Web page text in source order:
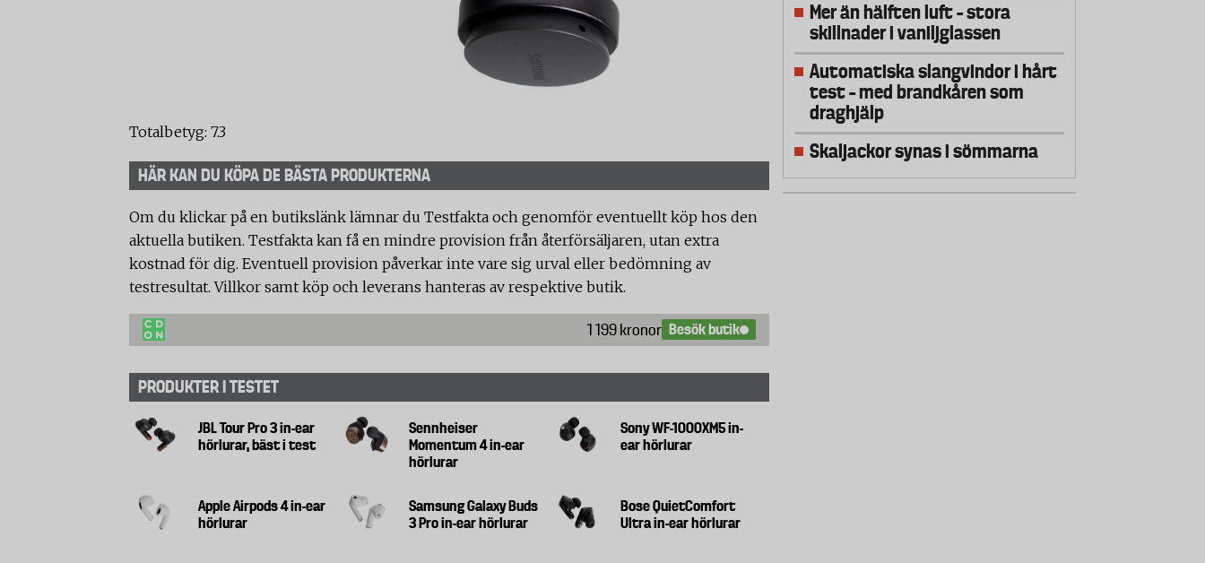
Totalbetyg: 7.3
HÄR KAN DU KÖPA DE BÄSTA PRODUKTERNA
Om du klickar på en butikslänk lämnar du Testfakta och genomför eventuellt köp hos den
aktuella butiken. Testfakta kan få en mindre provision från återförsäljaren, utan extra
kostnad för dig. Eventuell provision påverkar inte vare sig urval eller bedömning av
testresultat. Villkor samt köp och leverans hanteras av respektive butik.
1 199 kronor Besök butik
PRODUKTER I TESTET
JBL Tour Pro 3 in-ear
hörlurar, bäst i test
Sennheiser
Momentum 4 in-ear
hörlurar
Sony WF-1000XM5 in-
ear hörlurar
Apple Airpods 4 in-ear
hörlurar
Samsung Galaxy Buds
3 Pro in-ear hörlurar
Bose QuietComfort
Ultra in-ear hörlurar
Mer än hälften luft – stora
skillnader i vaniljglassen
Automatiska slangvindor i hårt
test – med brandkåren som
draghjälp
Skaljackor synas i sömmarna